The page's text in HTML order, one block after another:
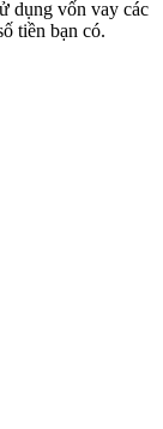
dụng vốn vay các
tiền bạn có.